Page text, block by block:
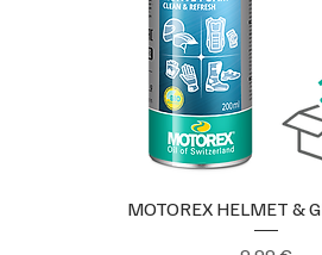
MOTOREX HELMET &